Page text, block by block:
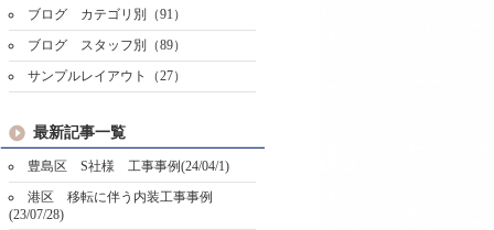
ブログ カテゴリ別（91）
ブログ スタッフ別（89）
サンプルレイアウト（27）
最新記事一覧
豊島区 S社様 工事事例(24/04/1)
港区 移転に伴う内装工事事例
(23/07/28)